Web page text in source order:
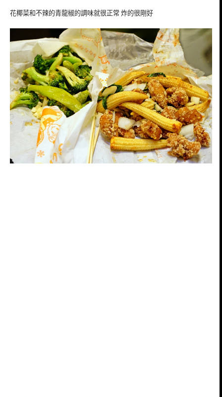
花椰菜和不辣的青龍椒的調味就很正常 炸的很剛好